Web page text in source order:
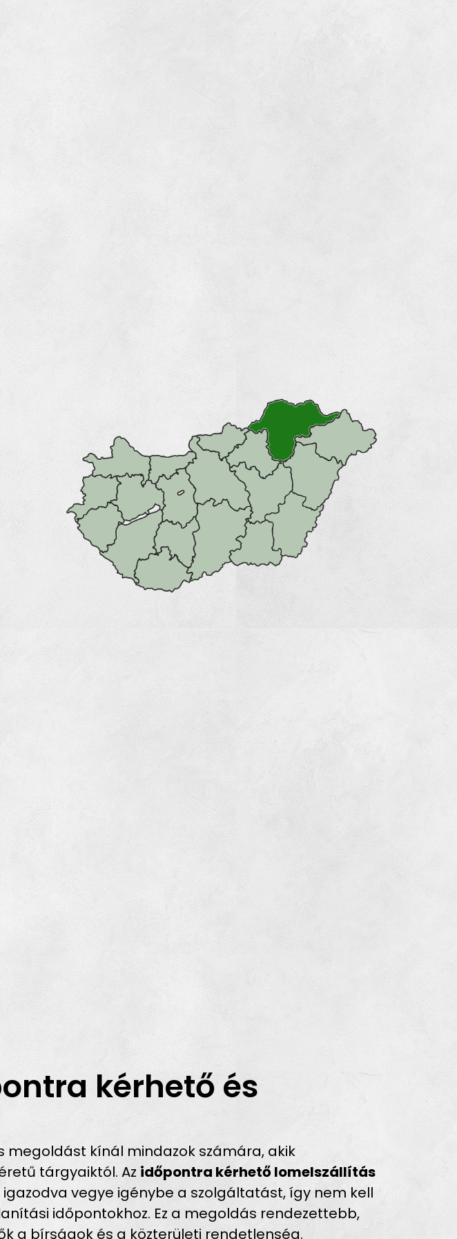
kérhető és
megoldást kínál mindazok számára, akik
tárgyaiktól. Az időpontra kérhető lomelszállítás
vegye igénybe a szolgáltatást, így nem kell
időpontokhoz. Ez a megoldás rendezettebb,
a bírságok és a közterületi rendetlenség.